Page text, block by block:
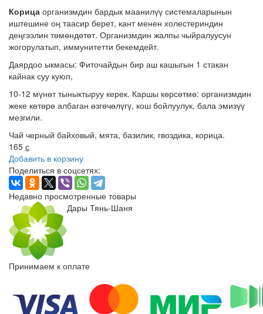
Корица организмдин бардык маанилүү системаларынын
иштешине оң таасир берет, кант менен холестериндин
деңгээлин төмөндөтөт. Организмдин жалпы чыйралуусун
жогорулатып, иммунитетти бекемдейт.
Даярдоо ыкмасы: Фиточайдын бир аш кашыгын 1 стакан
кайнак суу куюп,
10-12 мүнөт тыныктыруу керек. Каршы көрсөтмө: организмдин
жеке көтөрө албаган өзгөчөлүгү, кош бойлуулук, бала эмизүү
мезгили.
Чай черный байховый, мята, базилик, гвоздика, корица.
165 с
Добавить в корзину
Поделиться в соцсетях:
Недавно просмотренные товары
Дары Тянь-Шаня
Принимаем к оплате